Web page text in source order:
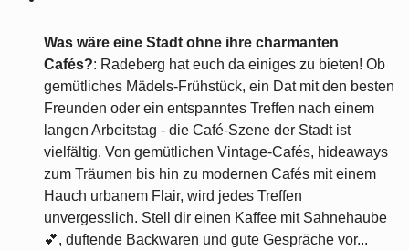
Was wäre eine Stadt ohne ihre charmanten
Cafés?: Radeberg hat euch da einiges zu bieten! Ob
gemütliches Mädels-Frühstück, ein Dat mit den besten
Freunden oder ein entspanntes Treffen nach einem
langen Arbeitstag - die Café-Szene der Stadt ist
vielfältig. Von gemütlichen Vintage-Cafés, hideaways
zum Träumen bis hin zu modernen Cafés mit einem
Hauch urbanem Flair, wird jedes Treffen
unvergesslich. Stell dir einen Kaffee mit Sahnehaube
💕, duftende Backwaren und gute Gespräche vor...